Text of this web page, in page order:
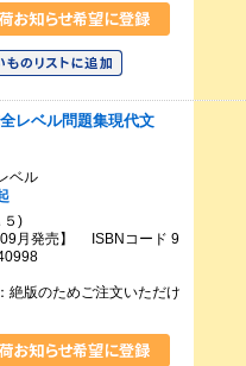
レベル問題集現代文
ベル
５)
09月発売】 ISBNコード 9
絶版のためご注文いただけ